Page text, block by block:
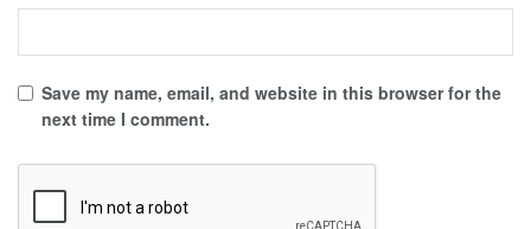
Save my name, email, and website in this browser for the
next time I comment.